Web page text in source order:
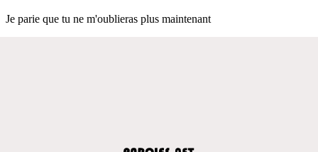
Je parie que tu ne m'oublieras plus maintenant